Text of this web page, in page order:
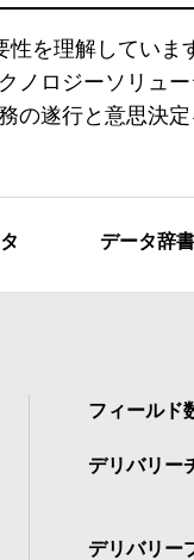
を理解していま
ノロジーソリュー
の遂行と意思決定
データ辞書
フィールド
デリバリー
デリバリー